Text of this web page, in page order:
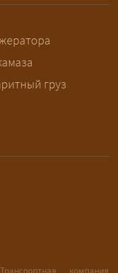
— логист
и запустит
груз
Транспортная компания